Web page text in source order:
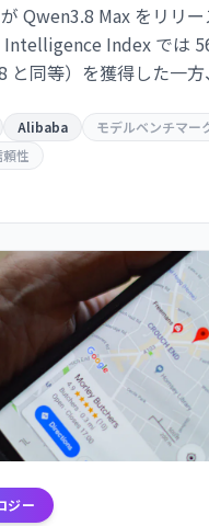
Qwen3.8 Max をリリ
Intelligence Index では
と同等）を獲得した一
効率も悪化し、実用性
Alibaba モデルベンチマー
性
ジー